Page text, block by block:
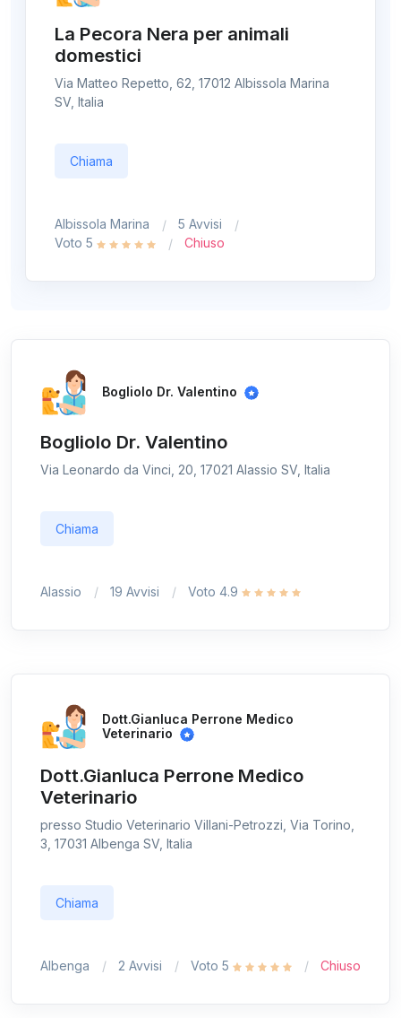
La Pecora Nera per animali
domestici
Via Matteo Repetto, 62, 17012 Albissola Marina
SV, Italia
Chiama
Albissola Marina
5 Avvisi
Voto 5
Chiuso
Bogliolo Dr. Valentino
Bogliolo Dr. Valentino
Via Leonardo da Vinci, 20, 17021 Alassio SV, Italia
Chiama
Alassio 19 Avvisi Voto 4.9
Dott.Gianluca Perrone Medico
Veterinario
Dott.Gianluca Perrone Medico
Veterinario
presso Studio Veterinario Villani-Petrozzi, Via Torino,
3, 17031 Albenga SV, Italia
Chiama
Albenga 2 Avvisi Voto 5 Chiuso